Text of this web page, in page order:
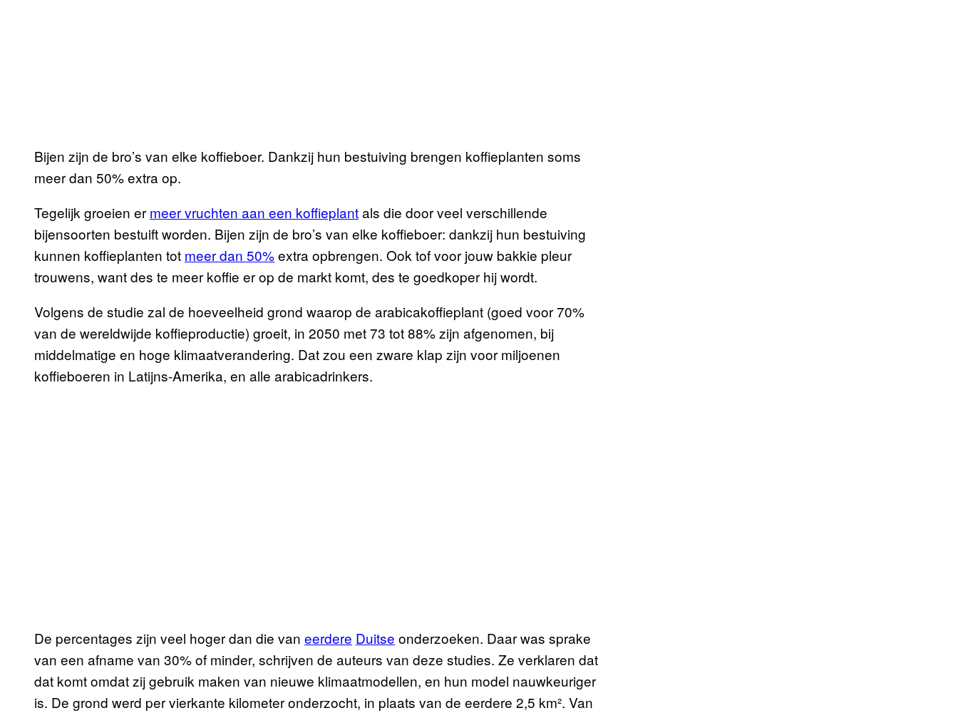
Bijen zijn de bro’s van elke koffieboer. Dankzij hun bestuiving brengen koffieplanten soms
meer dan 50% extra op.
Tegelijk groeien er meer vruchten aan een koffieplantals die door veel verschillende
bijensoorten bestuift worden. Bijen zijn de bro’s van elke koffieboer: dankzij hun bestuiving
kunnen koffieplanten tot meer dan 50%extra opbrengen. Ook tof voor jouw bakkie pleur
trouwens, want des te meer koffie er op de markt komt, des te goedkoper hij wordt.
Volgens de studie zal de hoeveelheid grond waarop de arabicakoffieplant (goed voor 70%
van de wereldwijde koffieproductie) groeit, in 2050 met 73 tot 88% zijn afgenomen, bij
middelmatige en hoge klimaatverandering. Dat zou een zware klap zijn voor miljoenen
koffieboeren in Latijns-Amerika, en alle arabicadrinkers.
De percentages zijn veel hoger dan die van eerdere Duitse onderzoeken. Daar was sprake
van een afname van 30% of minder, schrijven de auteurs van deze studies. Ze verklaren dat
dat komt omdat zij gebruik maken van nieuwe klimaatmodellen, en hun model nauwkeuriger
is. De grond werd per vierkante kilometer onderzocht, in plaats van de eerdere 2,5 km². Van